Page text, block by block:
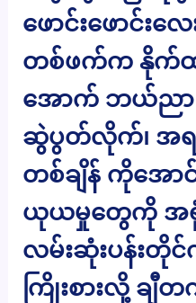
ဖောင်းဖောင်း
တစ်ဖက်က နိုက်ထ
အောက် ဘယ်ညာ
ဆွဲပွတ်လိုက်၊ အရ
တစ်ချိန် ကိုအောင်
ယုယမှုတွေကို အရုံ
လမ်းဆုံးပန်း
ကြိုးစားလို့ ချီ